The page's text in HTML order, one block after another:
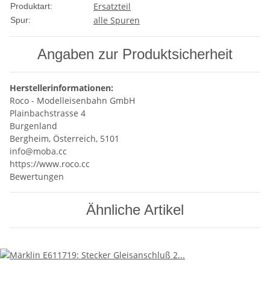
Produktart: Ersatzteil
Spur: alle Spuren
Angaben zur Produktsicherheit
Herstellerinformationen:
Roco - Modelleisenbahn GmbH
Plainbachstrasse 4
Burgenland
Bergheim, Österreich, 5101
info@moba.cc
https://www.roco.cc
Bewertungen
Ähnliche Artikel